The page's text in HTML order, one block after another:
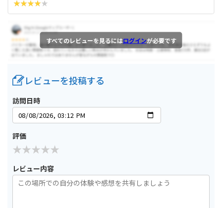
すべてのレビューを見るにはログインが必要です
レビューを投稿する
訪問日時
評価
レビュー内容